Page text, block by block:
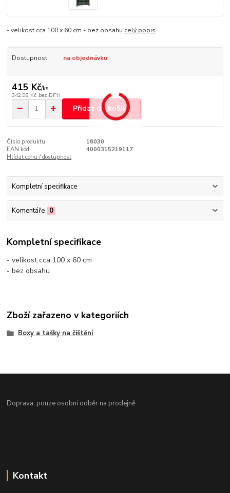
- velikost cca 100 x 60 cm - bez obsahu celý popis
Dostupnost na objednávku
415 Kč/ks
342,98 Kč bez DPH
Přidat do košíku
Číslo produktu:
16030
EAN kód:
4000315219117
Hlídat cenu / dostupnost
Kompletní specifikace
Komentáře 0
Kompletní specifikace
- velikost cca 100 x 60 cm
- bez obsahu
Zboží zařazeno v kategoriích
Boxy a tašky na čištění
Doprava: pouze osobní odběr na prodejně
Kontakt